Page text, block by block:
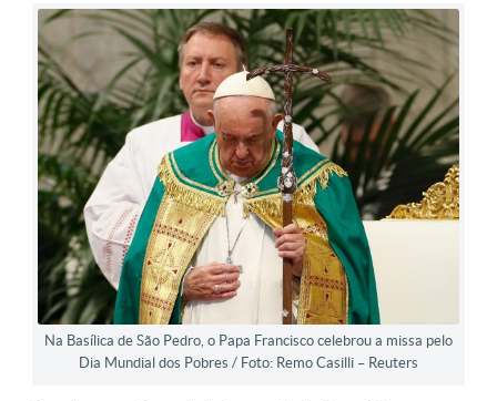
Na Basílica de São Pedro, o Papa Francisco celebrou a missa pelo
Dia Mundial dos Pobres / Foto: Remo Casilli – Reuters